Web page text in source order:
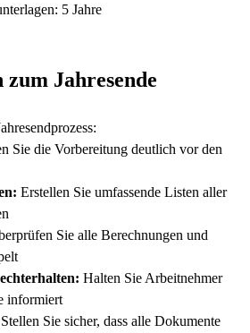
5 Jahre
Jahresende
Sie die Vorbereitung deutlich vor den
Erstellen Sie umfassende Listen aller
Sie alle Berechnungen und
Halten Sie Arbeitnehmer
informiert
Stellen Sie sicher, dass alle Dokumente